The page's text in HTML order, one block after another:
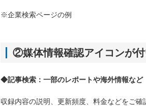
※企業検索ページの例
②媒体情報確認アイコンが
◆記事検索：一部のレポートや海外情報など
収録内容の説明、更新頻度、料金などをご確